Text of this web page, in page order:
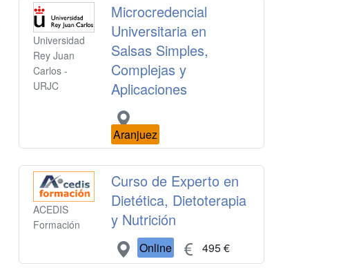
Universidad
Rey Juan
Carlos -
URJC
Microcredencial
Universitaria en
Salsas Simples,
Complejas y
Aplicaciones
Aranjuez
ACEDIS
Formación
Curso de Experto en
Dietética, Dietoterapia
y Nutrición
Online 495 €